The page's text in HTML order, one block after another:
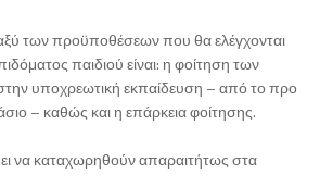
των προϋποθέσεων που θα ελέγχονται
παιδιού είναι: η φοίτηση των
υποχρεωτική εκπαίδευση – από το προ
– καθώς και η επάρκεια φοίτησης.
να καταχωρηθούν απαραιτήτως στα